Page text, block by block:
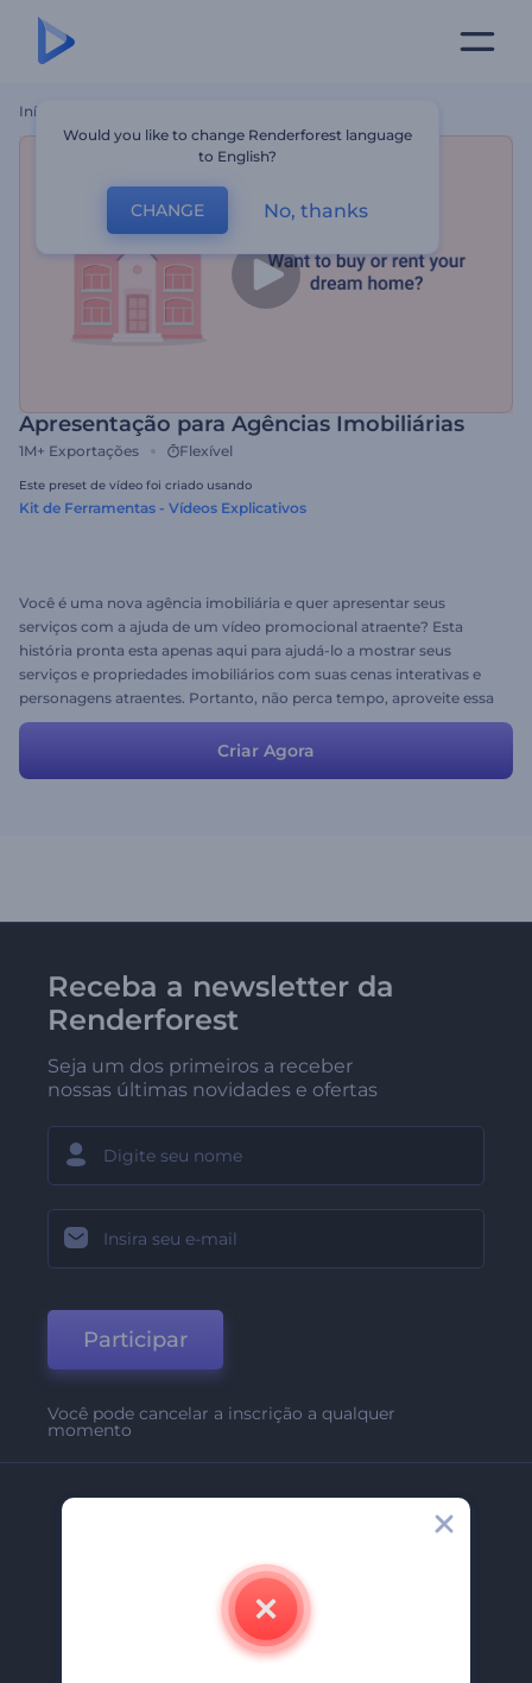
Início
Apresentação para Agências Imobiliárias
1M+ Exportações Flexível
Este preset de vídeo foi criado usando
Kit de Ferramentas - Vídeos Explicativos
Você é uma nova agência imobiliária e quer apresentar seus
serviços com a ajuda de um vídeo promocional atraente? Esta
história pronta esta apenas aqui para ajudá-lo a mostrar seus
serviços e propriedades imobiliários com suas cenas interativas e
personagens atraentes. Portanto, não perca tempo, aproveite essa
abordagem eficiente e direta para conquistar mais e mais clientes.
Criar Agora
Receba a newsletter da
Renderforest
Seja um dos primeiros a receber
nossas últimas novidades e ofertas
Participar
Você pode cancelar a inscrição a qualquer
momento
Contate-Nos
Carreiras
Would you like to change Renderforest language
to English?
CHANGE No, thanks